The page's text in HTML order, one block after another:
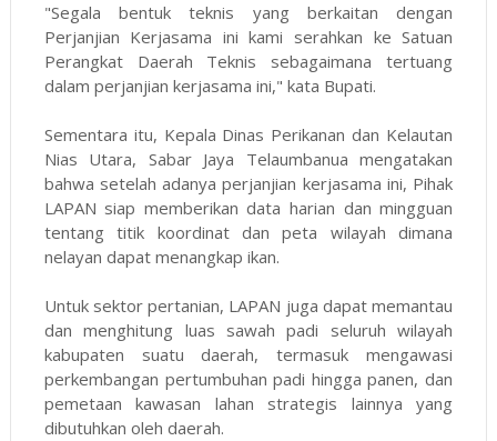
"Segala bentuk teknis yang berkaitan dengan
Perjanjian Kerjasama ini kami serahkan ke Satuan
Perangkat Daerah Teknis sebagaimana tertuang
dalam perjanjian kerjasama ini," kata Bupati.
Sementara itu, Kepala Dinas Perikanan dan Kelautan
Nias Utara, Sabar Jaya Telaumbanua mengatakan
bahwa setelah adanya perjanjian kerjasama ini, Pihak
LAPAN siap memberikan data harian dan mingguan
tentang titik koordinat dan peta wilayah dimana
nelayan dapat menangkap ikan.
Untuk sektor pertanian, LAPAN juga dapat memantau
dan menghitung luas sawah padi seluruh wilayah
kabupaten suatu daerah, termasuk mengawasi
perkembangan pertumbuhan padi hingga panen, dan
pemetaan kawasan lahan strategis lainnya yang
dibutuhkan oleh daerah.